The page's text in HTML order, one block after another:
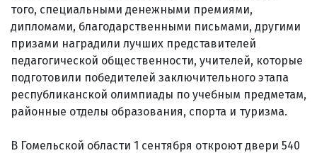
того, специальными денежными премиями,
дипломами, благодарственными письмами, другими
призами наградили лучших представителей
педагогической общественности, учителей, которые
подготовили победителей заключительного этапа
республиканской олимпиады по учебным предметам,
районные отделы образования, спорта и туризма.
В Гомельской области 1 сентября откроют двери 540